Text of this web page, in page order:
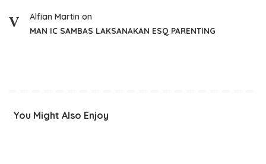
Alfian Martin on
MAN IC SAMBAS LAKSANAKAN ESQ PARENTING
You Might Also Enjoy